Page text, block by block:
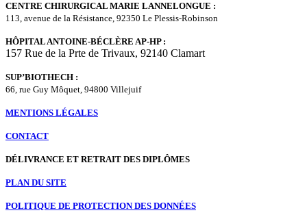
CENTRE CHIRURGICAL MARIE LANNELONGUE :
113, avenue de la Résistance, 92350 Le Plessis-Robinson
HÔPITAL ANTOINE-BÉCLÈRE AP-HP :
157 Rue de la Prte de Trivaux, 92140 Clamart
SUP’BIOTHECH :
66, rue Guy Môquet, 94800 Villejuif
MENTIONS LÉGALES
CONTACT
DÉLIVRANCE ET RETRAIT DES DIPLÔMES
PLAN DU SITE
POLITIQUE DE PROTECTION DES DONNÉES